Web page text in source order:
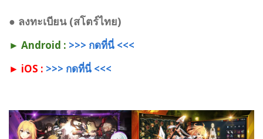
● ลงทะเบียน (สโตร์ไทย)
► Android : >>> กดที่นี่ <<<
► iOS : >>> กดที่นี่ <<<